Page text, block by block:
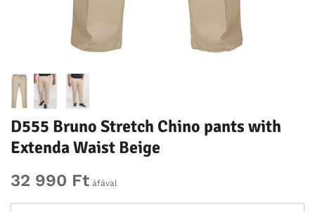
D555 Bruno Stretch Chino pants with
Extenda Waist Beige
32 990 Ft áfával